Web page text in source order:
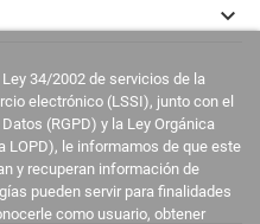

34/2002 de servicios de la
electrónico (LSSI), junto con el
(RGPD) y la Ley Orgánica
LOPD), le informamos de que este
y recuperan información de
pueden servir para finalidades
como usuario, obtener